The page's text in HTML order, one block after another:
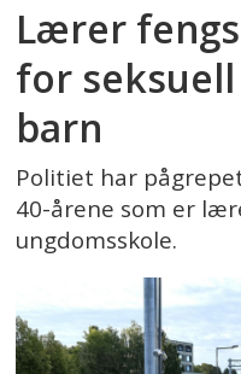
Lærer
for
barn
Politiet har
40-årene som er
ungdomsskole.